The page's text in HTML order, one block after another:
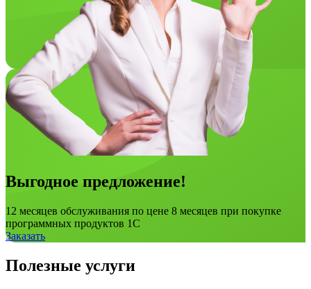
Выгодное предложение!
12 месяцев обслуживания по цене 8 месяцев при покупке
программных продуктов 1С
Заказать
Полезные услуги